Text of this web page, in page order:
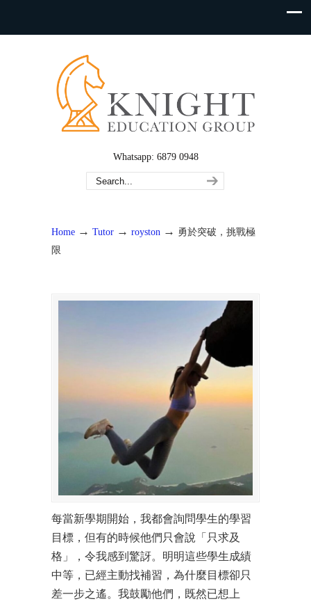
Whatsapp: 6879 0948
Home → Tutor → royston → 勇於突破，挑戰極
限
每當新學期開始，我都會詢問學生的學習
目標，但有的時候他們只會說「只求及
格」，令我感到驚訝。明明這些學生成績
中等，已經主動找補習，為什麼目標卻只
差一步之遙。我鼓勵他們，既然已想上